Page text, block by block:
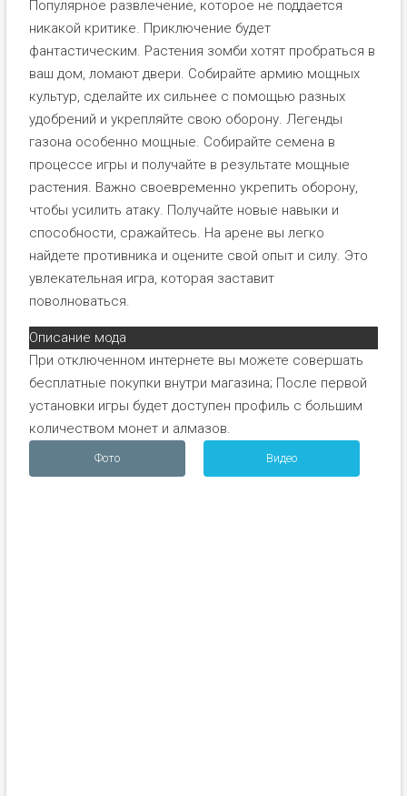
Популярное развлечение, которое не поддается
никакой критике. Приключение будет
фантастическим. Растения зомби хотят пробраться в
ваш дом, ломают двери. Собирайте армию мощных
культур, сделайте их сильнее с помощью разных
удобрений и укрепляйте свою оборону. Легенды
газона особенно мощные. Собирайте семена в
процессе игры и получайте в результате мощные
растения. Важно своевременно укрепить оборону,
чтобы усилить атаку. Получайте новые навыки и
способности, сражайтесь. На арене вы легко
найдете противника и оцените свой опыт и силу. Это
увлекательная игра, которая заставит
поволноваться.
Описание мода
При отключенном интернете вы можете совершать
бесплатные покупки внутри магазина; После первой
установки игры будет доступен профиль с большим
количеством монет и алмазов.
Фото Видео